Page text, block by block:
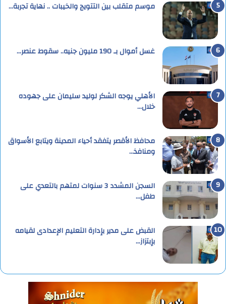
موسم متقلب بين التتويج والخيبات .. نهاية تجربة…
غسل أموال بـ 190 مليون جنيه.. سقوط عنصر…
الأهلي يوجه الشكر لوليد سليمان على جهوده
خلال…
محافظ الأقصر يتفقد أحياء المدينة ويتابع الأسواق
ومنافذ…
السجن المشدد 3 سنوات لمتهم بالتعدي على
طفل…
القبض على مدير بإدارة التعليم الإعدادى لقيامه
بإبتزاز…